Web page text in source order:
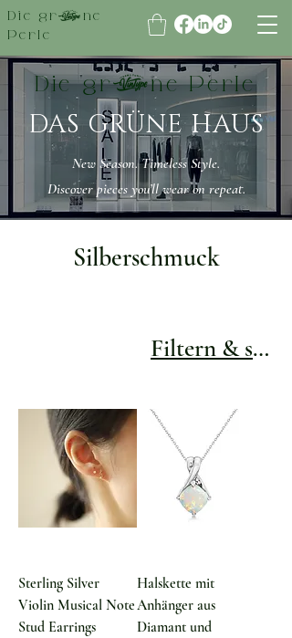
Die grüne
Perle
Die grüne Perle
DAS GRÜNE HAUS
New Season. Timeless Style.
Discover pieces you’ll wear on repeat.
Silberschmuck
Filtern &
Sterling Silver
Violin Musical Note
Stud Earrings
Halskette mit
Anhänger aus
Diamant und